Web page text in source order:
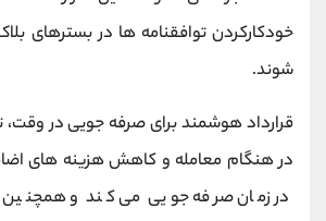
خودکارکردن توافقنامه ها در بسترهای
شوند.
قرارداد هوشمند برای صرفه جویی در وقت،
در هنگام معامله و کاهش هزینه های
در زمان صرفه جویی می کند و همچنین